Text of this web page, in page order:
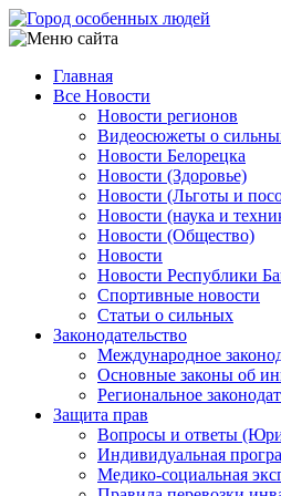
Перейти
к
содержанию
Main
navigation
Главная
Все Новости
Новости регионов
Видеосюжеты о
Новости Белорецка
Новости (Здоровье)
Новости (Льготы и
Новости (наука и
Новости (Общество)
Новости
Новости Республики
Спортивные новости
Статьи о сильных
Законодательство
Международное
Основные законы об
Региональное
Защита прав
Вопросы и ответы
Индивидуальная
Медико-социальная